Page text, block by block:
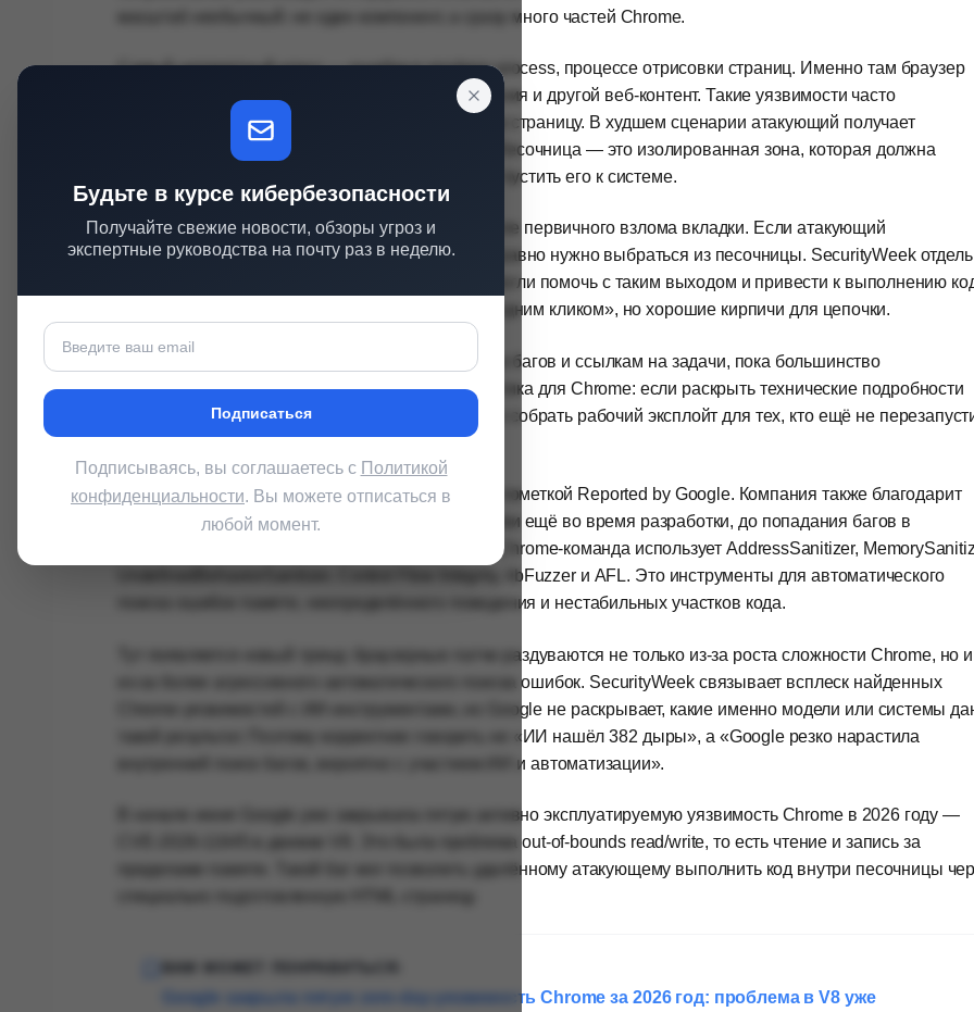
масштаб необычный: не один компонент, а сразу много частей Chrome.
Самый неприятный класс — ошибки в renderer process, процессе отрисовки страниц. Именно там браузер
обрабатывает HTML, CSS, JavaScript, изображения и другой веб-контент. Такие уязвимости часто
срабатывают через специально подготовленную страницу. В худшем сценарии атакующий получает
выполнение кода внутри песочницы браузера. Песочница — это изолированная зона, которая должна
удержать вредоносный код внутри вкладки и не пустить его к системе.
Часть уязвимостей может быть полезна уже после первичного взлома вкладки. Если атакующий
скомпрометировал процесс отрисовки, ему всё равно нужно выбраться из песочницы. SecurityWeek
отмечает, что некоторые из закрытых проблем могли помочь с таким выходом и привести к выполнению
уже на уровне системы. Это не готовая атака «одним кликом», но хорошие кирпичи для цепочки.
Google временно ограничивает доступ к деталям багов и ссылкам на задачи, пока большинство
пользователей не обновятся. Это обычная практика для Chrome: если раскрыть технические подробности
слишком рано, злоумышленники смогут быстрее собрать рабочий эксплойт для тех, кто ещё не
браузер.
В официальном релизе Google много записей с пометкой Reported by Google. Компания также благодарит
исследователей, которые помогали искать ошибки ещё во время разработки, до попадания багов в
стабильную версию. Для поиска таких проблем Chrome-команда использует AddressSanitizer,
UndefinedBehaviorSanitizer, Control Flow Integrity, libFuzzer и AFL. Это инструменты для автоматического
поиска ошибок памяти, неопределённого поведения и нестабильных участков кода.
Тут появляется новый тренд: браузерные патчи раздуваются не только из-за роста сложности Chrome, но и
из-за более агрессивного автоматического поиска ошибок. SecurityWeek связывает всплеск найденных
Chrome-уязвимостей с ИИ-инструментами, но Google не раскрывает, какие именно модели или системы
такой результат. Поэтому корректнее говорить не «ИИ нашёл 382 дыры», а «Google резко нарастила
внутренний поиск багов, вероятно с участием ИИ и автоматизации».
В начале июня Google уже закрывала пятую активно эксплуатируемую уязвимость Chrome в 2026 году —
CVE-2026-11645 в движке V8. Это была проблема out-of-bounds read/write, то есть чтение и запись за
пределами памяти. Такой баг мог позволить удалённому атакующему выполнить код внутри песочницы
Google закрыла пятую zero-day-уязвимость Chrome за 2026 год: проблема в V8 уже
Будьте в курсе кибербезопасности
Получайте свежие новости, обзоры угроз и
экспертные руководства на почту раз в неделю.
Подписаться
Подписываясь, вы соглашаетесь с Политикой
конфиденциальности. Вы можете отписаться в
любой момент.